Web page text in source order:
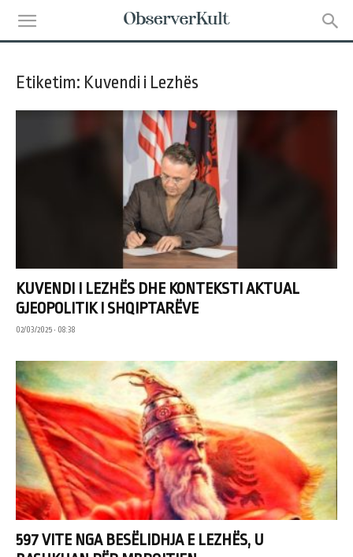
Etiketim: Kuvendi i Lezhës
KUVENDI I LEZHËS DHE KONTEKSTI AKTUAL
GJEOPOLITIK I SHQIPTARËVE
02/03/2025 • 08:38
597 VITE NGA BESËLIDHJA E LEZHËS, U